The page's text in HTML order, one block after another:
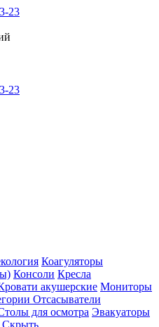
23
23
Коагуляторы
Консоли Кресла
акушерские Мониторы
Отсасыватели
для осмотра Эвакуаторы
Скрыть